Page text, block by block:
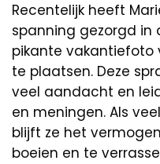
Recentelijk heeft
spanning gezorgd in
pikante vakantiefoto
te plaatsen. Deze
veel aandacht en
en meningen. Als
blijft ze het
boeien en te